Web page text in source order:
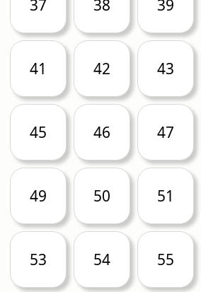
37 38 39
41 42 43
45 46 47
49 50 51
53 54 55